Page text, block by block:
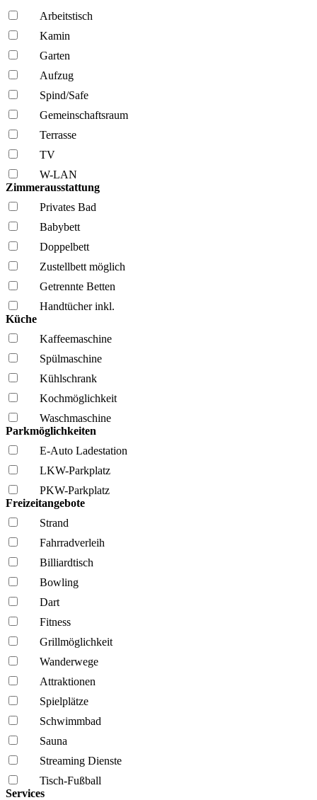
Arbeitstisch
Kamin
Garten
Aufzug
Spind/Safe
Gemeinschafts­raum
Terrasse
TV
W-LAN
Zimmerausstattung
Privates Bad
Babybett
Doppelbett
Zustellbett möglich
Getrennte Betten
Handtücher inkl.
Küche
Kaffee­maschine
Spül­maschine
Kühl­schrank
Kochmöglich­keit
Wasch­maschine
Parkmöglichkeiten
E-Auto Ladestation
LKW-Parkplatz
PKW-Parkplatz
Freizeitangebote
Strand
Fahrrad­verleih
Billiardtisch
Bowling
Dart
Fitness
Grillmöglich­keit
Wanderwege
Attraktionen
Spielplätze
Schwimmbad
Sauna
Streaming Dienste
Tisch-Fußball
Services